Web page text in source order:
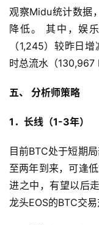
观察Midu统计数据
降低。 其中，娱
（1,245）较昨日
时总流水（130,967
五、 分析师策略
1．长线（1-3年）
目前BTC处于短期
至两年到来，可逢
进之中，有望以后
龙头EOS的BTC交